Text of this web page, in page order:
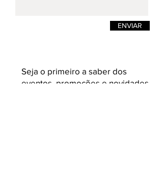
ENVIAR
Seja o primeiro a saber dos
eventos, promoções e novidades.